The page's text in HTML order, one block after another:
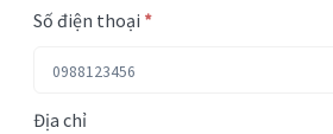
Số điện thoại *
Địa chỉ